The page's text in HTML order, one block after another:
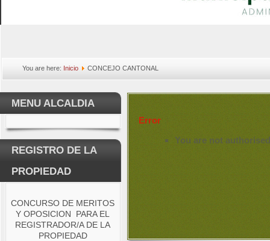
You are here: Inicio CONCEJO CANTONAL
MENU ALCALDIA
REGISTRO DE LA
PROPIEDAD
CONCURSO DE MERITOS
Y OPOSICION PARA EL
REGISTRADOR/A DE LA
PROPIEDAD
Error
You are not